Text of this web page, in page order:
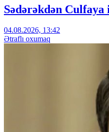
Sədərəkdən Culfaya
04.08.2026, 13:42
Ətraflı oxumaq